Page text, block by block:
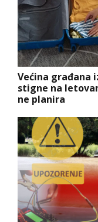
Većina građana
stigne na
ne planira